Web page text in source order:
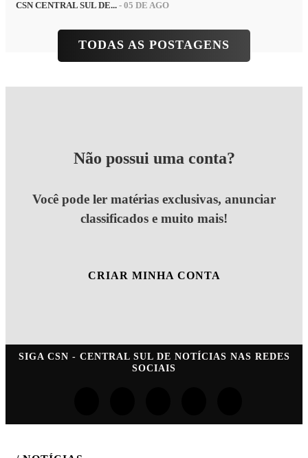
CSN CENTRAL SUL DE... - 05 DE AGO
TODAS AS POSTAGENS
Não possui uma conta?
Você pode ler matérias exclusivas, anunciar
classificados e muito mais!
CRIAR MINHA CONTA
SIGA CSN - CENTRAL SUL DE NOTÍCIAS NAS REDES
SOCIAIS